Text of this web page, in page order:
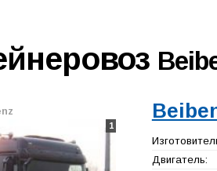
1
Двигатель: